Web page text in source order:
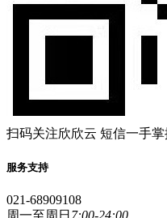
扫码关注欣欣云 短信一手掌
服务支持
021-68909108